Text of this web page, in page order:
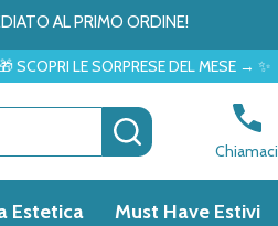
AL PRIMO ORDINE!
DEL MESE → ✨
CERCA
Chiamaci
Estetica Must Have Estivi